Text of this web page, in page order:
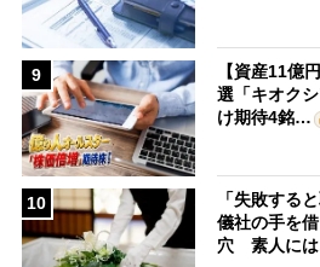
9
【資産11億
選「キオク
け期待4銘…
10
「失敗する
儀社の手を
穴 素人に